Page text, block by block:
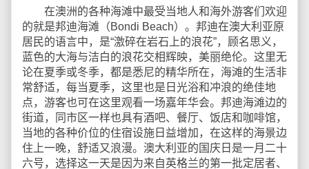
在澳洲的各种海滩中最受当地人和海外游客们欢迎
的就是邦迪海滩（Bondi Beach）。邦迪在澳大利亚原
居民的语言中，是“激碎在岩石上的浪花”，顾名思义，
蓝色的大海与洁白的浪花交相辉映，美丽绝伦。这里无
论在夏季或冬季，都是悉尼的精华所在，海滩的生活非
常舒适，每当夏季，这里也是日光浴和冲浪的绝佳地
点，游客也可在这里观看一场嘉年华会。邦迪海滩边的
街道，同市区一样也具有酒吧、餐厅、饭店和咖啡馆，
当地的各种价位的住宿设施日益增加，在这样的海景边
住上一晚，舒适又浪漫。澳大利亚的国庆日是一月二十
六号，选择这一天是因为来自英格兰的第一批定居者、